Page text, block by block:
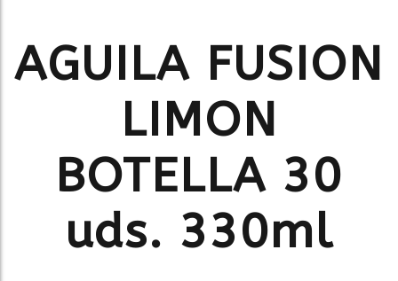
AGUILA FUSION
LIMON
BOTELLA 30
uds. 330ml